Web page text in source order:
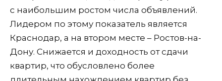
с наибольшим ростом числа объявлений.
Лидером по этому показатель является
Краснодар, а на втором месте – Ростов-на-
Дону. Снижается и доходность от сдачи
квартир, что обусловлено более